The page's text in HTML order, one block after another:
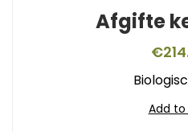
Afgifte
€
Add